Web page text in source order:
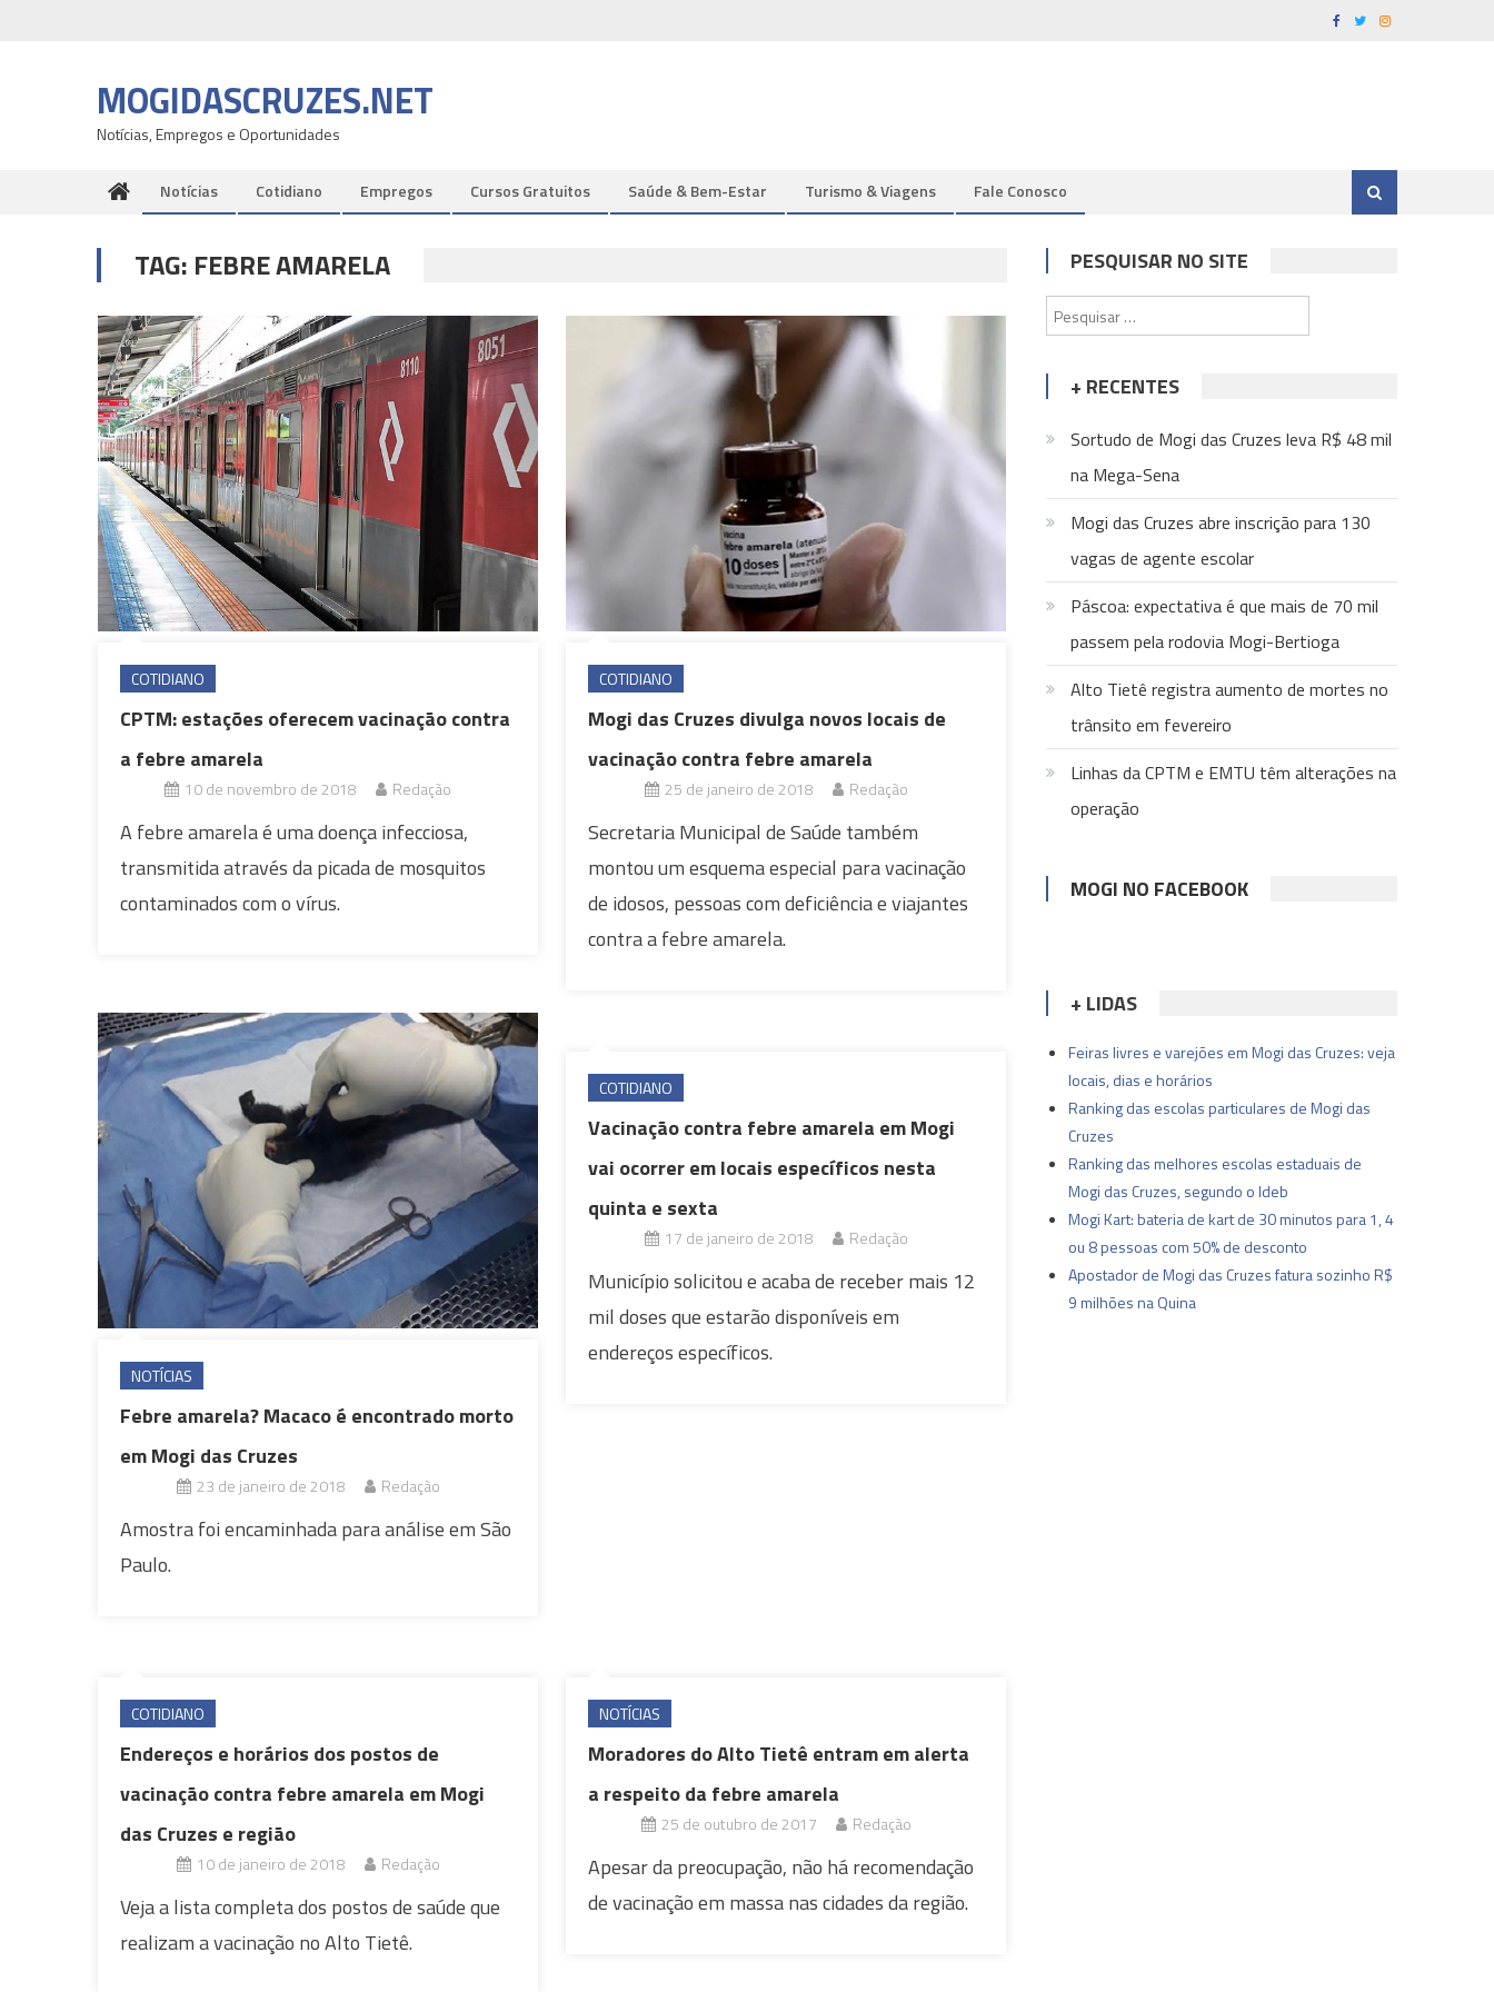
MOGIDASCRUZES.NET
Notícias, Empregos e Oportunidades
Notícias Cotidiano Empregos Cursos Gratuitos Saúde & Bem-Estar Turismo & Viagens Fale Conosco
TAG: FEBRE AMARELA
COTIDIANO
CPTM: estações oferecem vacinação contra
a febre amarela
10 de novembro de 2018 Redação
A febre amarela é uma doença infecciosa,
transmitida através da picada de mosquitos
contaminados com o vírus.
COTIDIANO
Mogi das Cruzes divulga novos locais de
vacinação contra febre amarela
25 de janeiro de 2018 Redação
Secretaria Municipal de Saúde também
montou um esquema especial para vacinação
de idosos, pessoas com deficiência e viajantes
contra a febre amarela.
NOTÍCIAS
Febre amarela? Macaco é encontrado morto
em Mogi das Cruzes
23 de janeiro de 2018 Redação
Amostra foi encaminhada para análise em São
Paulo.
COTIDIANO
Vacinação contra febre amarela em Mogi
vai ocorrer em locais específicos nesta
quinta e sexta
17 de janeiro de 2018 Redação
Município solicitou e acaba de receber mais 12
mil doses que estarão disponíveis em
endereços específicos.
COTIDIANO
Endereços e horários dos postos de
vacinação contra febre amarela em Mogi
das Cruzes e região
10 de janeiro de 2018 Redação
Veja a lista completa dos postos de saúde que
realizam a vacinação no Alto Tietê.
NOTÍCIAS
Moradores do Alto Tietê entram em alerta
a respeito da febre amarela
25 de outubro de 2017 Redação
Apesar da preocupação, não há recomendação
de vacinação em massa nas cidades da região.
PESQUISAR NO SITE
por:
+ RECENTES
Sortudo de Mogi das Cruzes leva R$ 48 mil
na Mega-Sena
Mogi das Cruzes abre inscrição para 130
vagas de agente escolar
Páscoa: expectativa é que mais de 70 mil
passem pela rodovia Mogi-Bertioga
Alto Tietê registra aumento de mortes no
trânsito em fevereiro
Linhas da CPTM e EMTU têm alterações na
operação
MOGI NO FACEBOOK
+ LIDAS
Feiras livres e varejões em Mogi das Cruzes: veja
locais, dias e horários
Ranking das escolas particulares de Mogi das
Cruzes
Ranking das melhores escolas estaduais de
Mogi das Cruzes, segundo o Ideb
Mogi Kart: bateria de kart de 30 minutos para 1, 4
ou 8 pessoas com 50% de desconto
Apostador de Mogi das Cruzes fatura sozinho R$
9 milhões na Quina